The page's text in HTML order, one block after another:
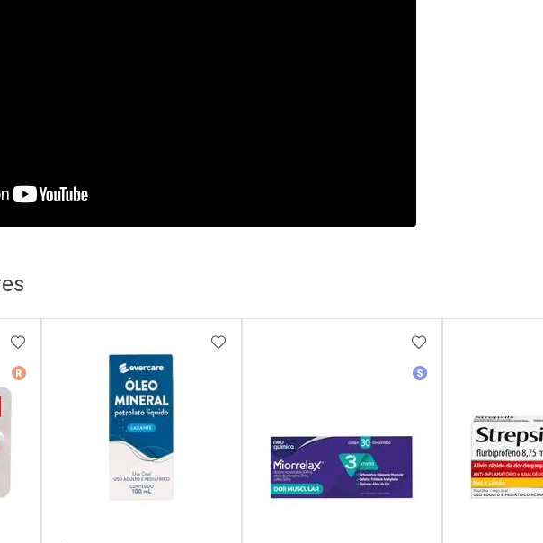
Medicamento De Referência
ADICIONAR AOS FAVORITOSADICIONAR AOS FAVORITOS
Medicamento Similar
ADICIONAR AOS